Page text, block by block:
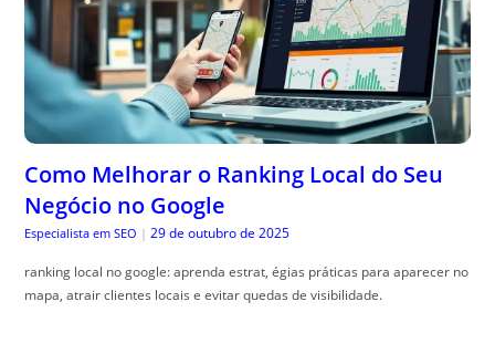
Como Melhorar o Ranking Local do Seu
Negócio no Google
Especialista em SEO | 29 de outubro de 2025
ranking local no google: aprenda estrat, égias práticas para aparecer no
mapa, atrair clientes locais e evitar quedas de visibilidade.